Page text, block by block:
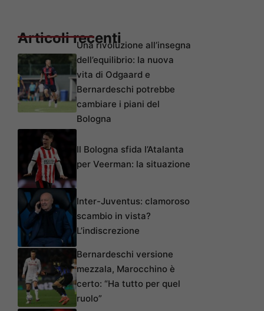
Articoli recentiUna rivoluzione all’insegna
dell’equilibrio: la nuova
vita di Odgaard e
Bernardeschi potrebbe
cambiare i piani del
Bologna
Il Bologna sfida l’Atalanta
per Veerman: la situazione
Inter-Juventus: clamoroso
scambio in vista?
L’indiscrezione
Bernardeschi versione
mezzala, Marocchino è
certo: “Ha tutto per quel
ruolo”